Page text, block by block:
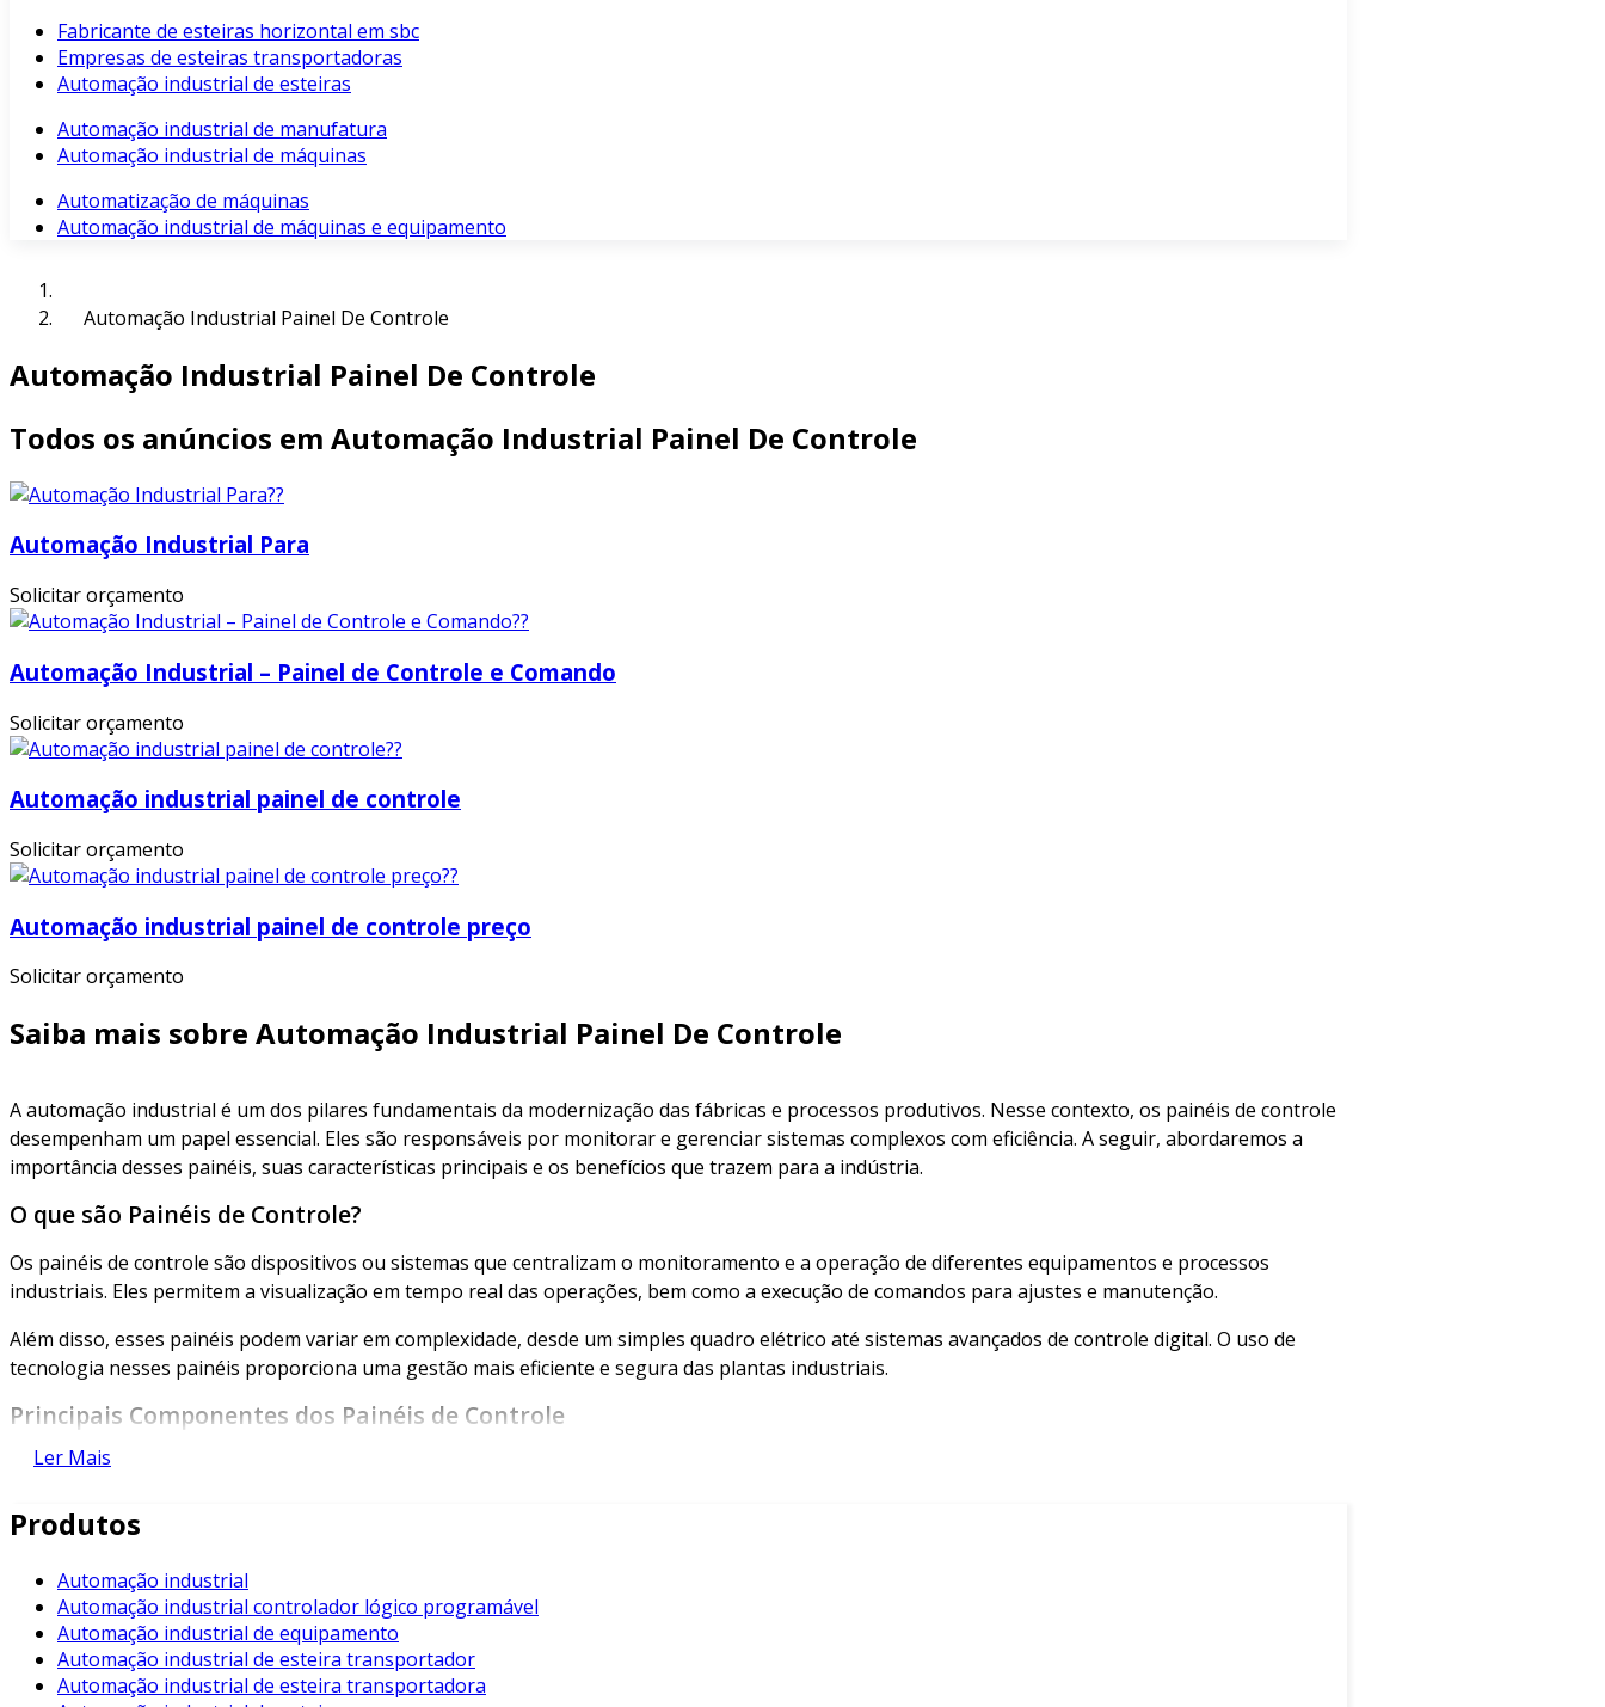
Fabricante de esteiras horizontal em sbc
Empresas de esteiras transportadoras
Automação industrial de esteiras
Automação industrial de manufatura
Automação industrial de máquinas
Automatização de máquinas
Automação industrial de máquinas e equipamento
Automação Industrial Painel De Controle
Automação Industrial Painel De Controle
Todos os anúncios em Automação Industrial Painel De Controle
Automação Industrial Para
Solicitar orçamento
Automação Industrial – Painel de Controle e Comando
Solicitar orçamento
Automação industrial painel de controle
Solicitar orçamento
Automação industrial painel de controle preço
Solicitar orçamento
Saiba mais sobre Automação Industrial Painel De Controle
A automação industrial é um dos pilares fundamentais da modernização das fábricas e processos produtivos. Nesse contexto, os painéis de controle
desempenham um papel essencial. Eles são responsáveis por monitorar e gerenciar sistemas complexos com eficiência. A seguir, abordaremos a
importância desses painéis, suas características principais e os benefícios que trazem para a indústria.
O que são Painéis de Controle?
Os painéis de controle são dispositivos ou sistemas que centralizam o monitoramento e a operação de diferentes equipamentos e processos
industriais. Eles permitem a visualização em tempo real das operações, bem como a execução de comandos para ajustes e manutenção.
Além disso, esses painéis podem variar em complexidade, desde um simples quadro elétrico até sistemas avançados de controle digital. O uso de
tecnologia nesses painéis proporciona uma gestão mais eficiente e segura das plantas industriais.
Principais Componentes dos Painéis de Controle
Os painéis de controle são compostos por diversos elementos que trabalham juntos para otimizar o controle de processos. A seguir, destacamos os
Controladores Lógicos Programáveis (CLPs)
conforme as necessidades da planta.
Sensores e Atuadores: Sensores monitoram variáveis como temperatura, pressão e nível, enquanto atuadores realizam ajustes com base nas
informações recebidas.
Interfaces Homem-Máquina (IHM): Esses painéis facilitam a interação entre operadores e máquinas, oferecendo uma interface gráfica para
Ler Mais
Produtos
Automação industrial
Automação industrial controlador lógico programável
Automação industrial de equipamento
Automação industrial de esteira transportador
Automação industrial de esteira transportadora